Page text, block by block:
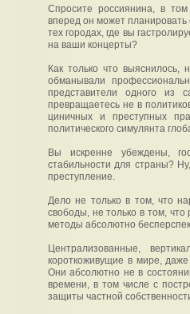
Спросите россиянина, в
вперед он может планировать
тех городах, где вы
на ваши концерты?
Как только что
обманывали
представители одного из
превращаетесь не в
циничных и преступных
политического симулянта
Вы искренне убеждены,
стабильности для страны?
преступление.
Дело не только в том, что
свободы, не только в том, что
методы абсолютно
Централизованные,
короткоживущие в мире,
Они абсолютно не в
времени, в том числе с
защиты частной